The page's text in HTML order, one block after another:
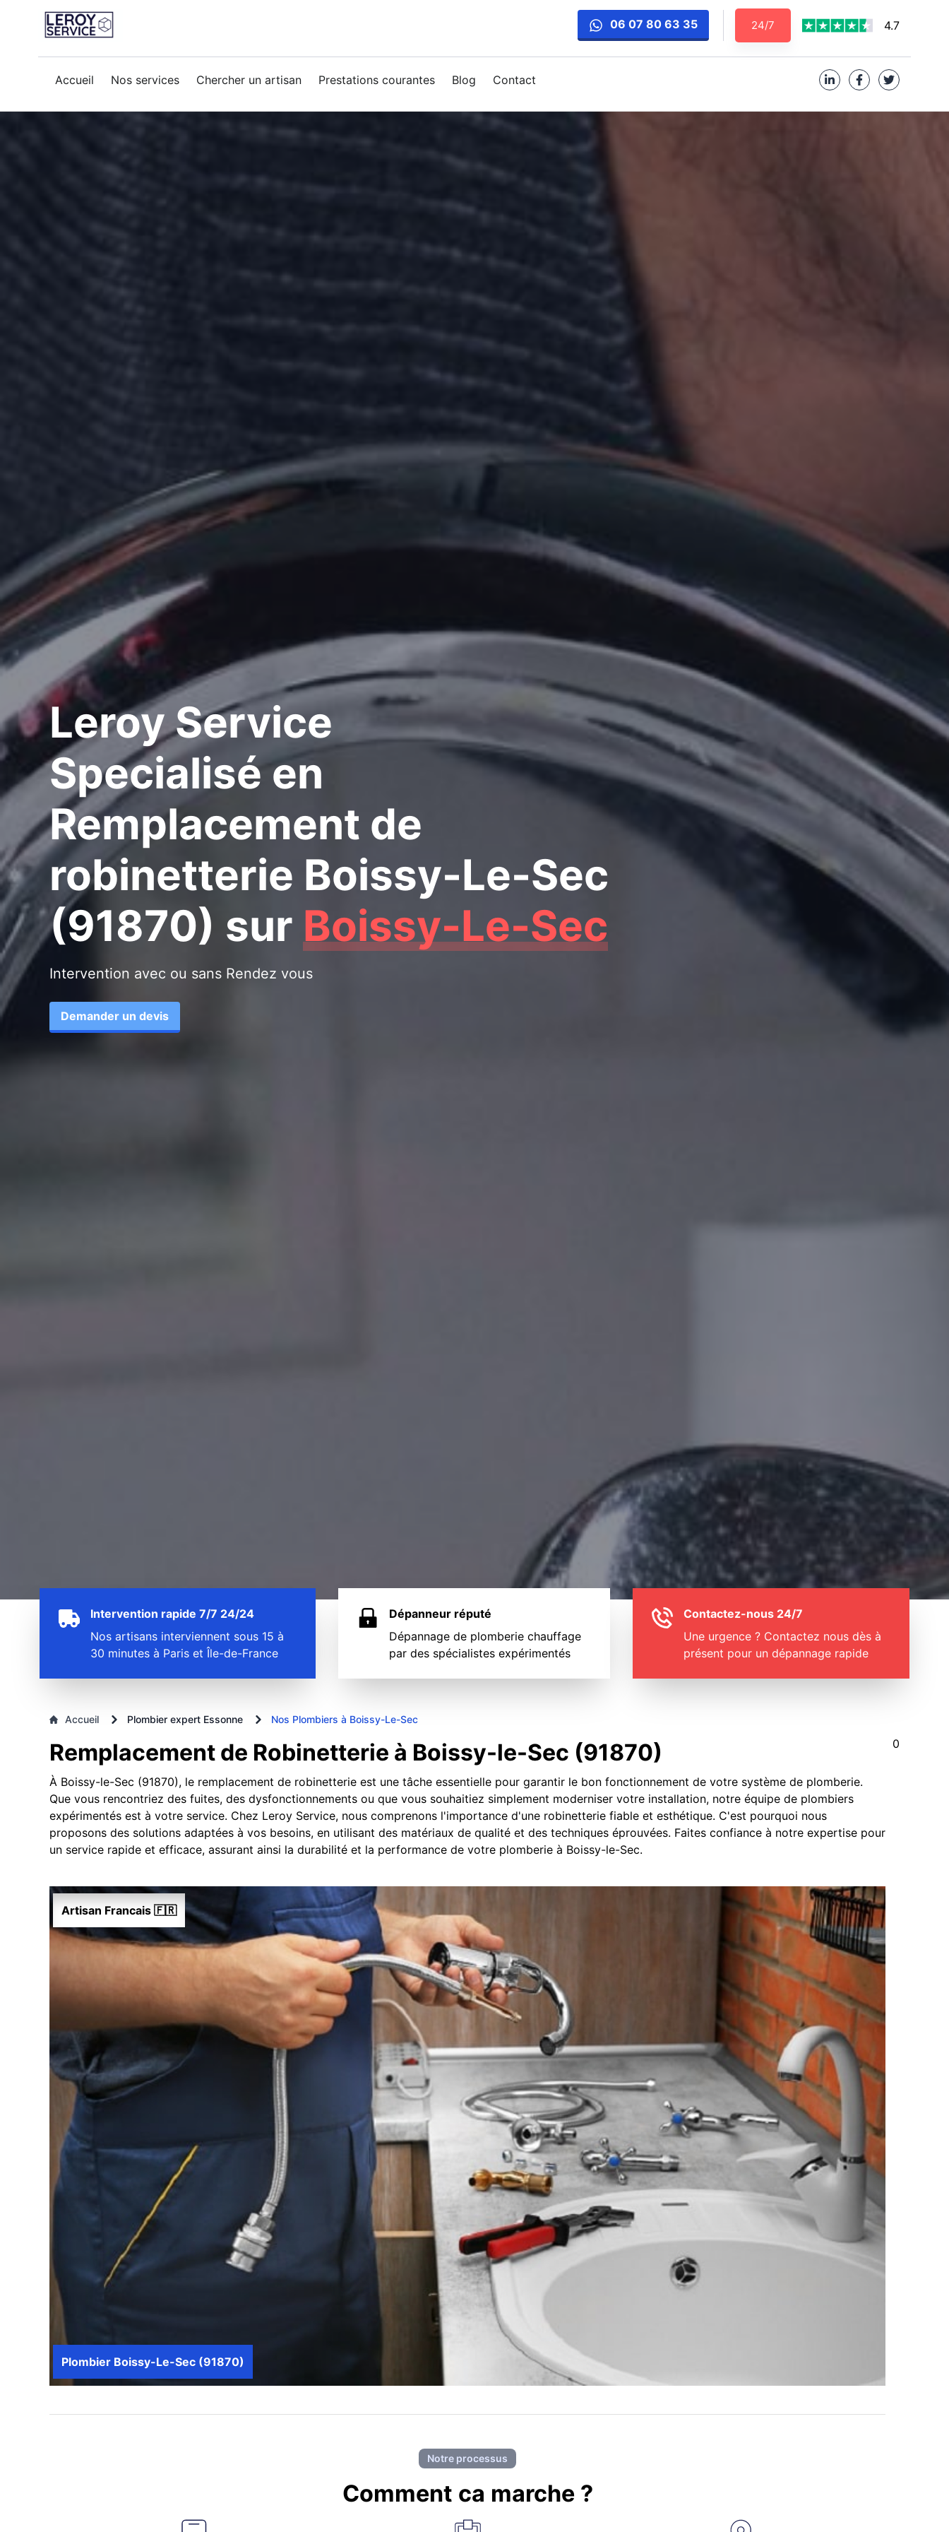
06 07 80 63 35 24/7 4.7
Accueil Nos services Chercher un artisan Prestations courantes Blog Contact
remplacement-robinetterie
Leroy Service
Specialisé en
Remplacement de
robinetterie Boissy-Le-Sec
(91870) sur Boissy-Le-Sec
Intervention avec ou sans Rendez vous
Demander un devis
Intervention rapide 7/7 24/24
Nos artisans interviennent sous 15 à
30 minutes à Paris et Île-de-France
Dépanneur réputé
Dépannage de plomberie chauffage
par des spécialistes expérimentés
Contactez-nous 24/7
Une urgence ? Contactez nous dès à
présent pour un dépannage rapide
Accueil Plombier expert Essonne Nos Plombiers à Boissy-Le-Sec
Remplacement de Robinetterie à Boissy-le-Sec (91870)
À Boissy-le-Sec (91870), le remplacement de robinetterie est une tâche essentielle pour garantir le bon fonctionnement de votre système de plomberie.
Que vous rencontriez des fuites, des dysfonctionnements ou que vous souhaitiez simplement moderniser votre installation, notre équipe de plombiers
expérimentés est à votre service. Chez Leroy Service, nous comprenons l'importance d'une robinetterie fiable et esthétique. C'est pourquoi nous
proposons des solutions adaptées à vos besoins, en utilisant des matériaux de qualité et des techniques éprouvées. Faites confiance à notre expertise pour
un service rapide et efficace, assurant ainsi la durabilité et la performance de votre plomberie à Boissy-le-Sec.
Artisan Francais 🇫🇷
Plombier Boissy-Le-Sec (91870)
Notre processus
Comment ca marche ?
0